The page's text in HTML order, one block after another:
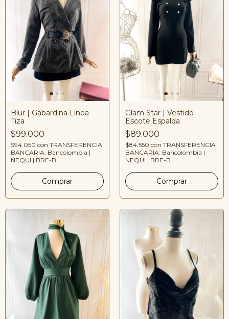
Blur | Gabardina Linea
Tiza
$99.000
$94.050 con TRANSFERENCIA
BANCARIA: Bancolombia |
NEQUI | BRE-B
Glam Star | Vestido
Escote Espalda
$89.000
$84.550 con TRANSFERENCIA
BANCARIA: Bancolombia |
NEQUI | BRE-B